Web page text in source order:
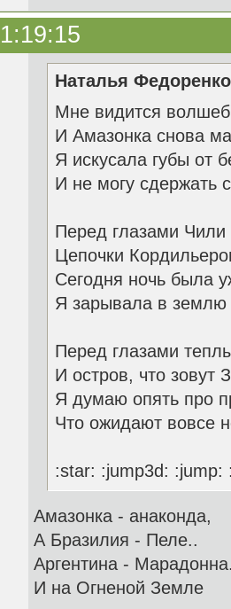
Наталья
Мне видится
И Амазонка снова
Я искусала губы от
И не могу сдержать
Перед глазами Чили
Цепочки
Сегодня ночь была
Я зарывала в землю
Перед глазами
И остров, что зовут
Я думаю опять про
Что ожидают вовсе
:star: :jump3d: :jump:
Амазонка - анаконда,
А Бразилия - Пеле..
Аргентина -
И на Огненой Земле